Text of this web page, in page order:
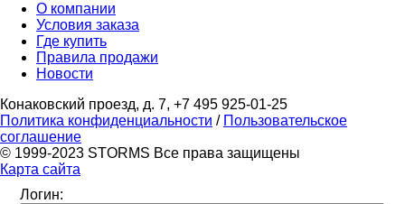
О компании
Условия заказа
Где купить
Правила продажи
Новости
Конаковский проезд, д. 7, +7 495 925-01-25
Политика конфиденциальности / Пользовательское
соглашение
© 1999-2023 STORMS Все права защищены
Карта сайта
Логин: